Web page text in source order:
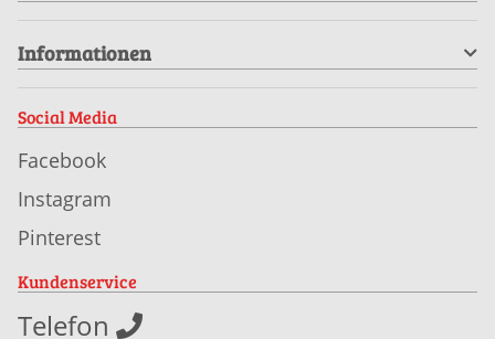
Informationen
Social Media
Facebook
Instagram
Pinterest
Kundenservice
Telefon